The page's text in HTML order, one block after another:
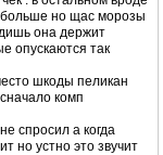
больше но щас морозы
она держит
опускаются так
шкоды пеликан
комп
спросил а когда
но устно это звучит